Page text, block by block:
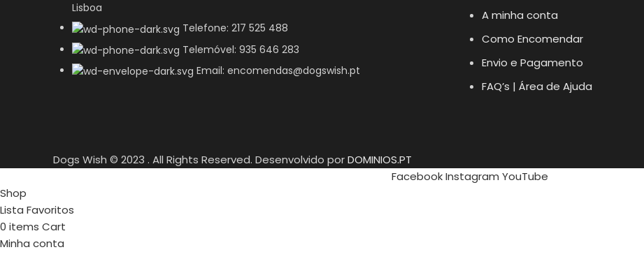
Lisboa
Telefone: 217 525 488
Telemóvel: 935 646 283
Email: encomendas@dogswish.pt
A minha conta
Como Encomendar
Envio e Pagamento
FAQ’s | Área de Ajuda
Dogs Wish © 2023 . All Rights Reserved. Desenvolvido porDOMINIOS.PT
FacebookInstagram YouTube
Shop
Lista Favoritos
0 items Cart
Minha conta